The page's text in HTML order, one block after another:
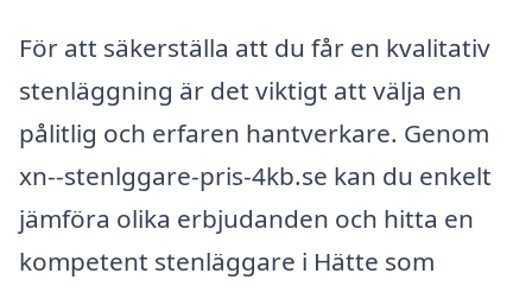
För att säkerställa att du får en kvalitativ
stenläggning är det viktigt att välja en
pålitlig och erfaren hantverkare. Genom
xn--stenlggare-pris-4kb.se kan du enkelt
jämföra olika erbjudanden och hitta en
kompetent stenläggare i Hätte som